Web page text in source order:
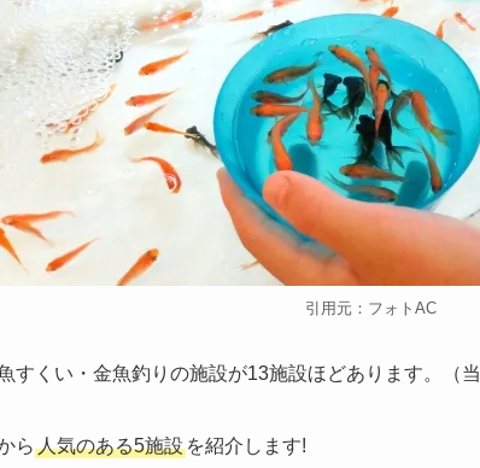
引用元：フォトAC
すくい・金魚釣りの施設が13施設ほどあります。（
ら 人気のある5施設 を紹介します!